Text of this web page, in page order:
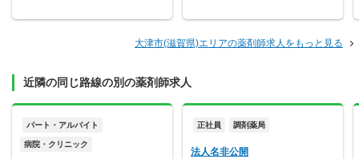
大津市(滋賀県)エリアの薬剤師求人をもっと見る
近隣の同じ路線の別の薬剤師求人
パート・アルバイト
病院・クリニック
正社員 調剤薬局
法人名非公開